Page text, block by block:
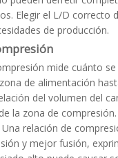
Elegir el L/D correcto
de producción.
mide cuánto
de alimentación
del volumen del
la zona de
relación de
y mejor fusión,